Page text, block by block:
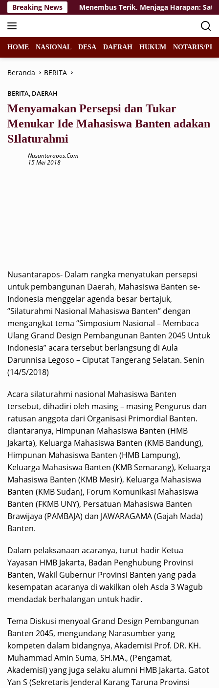
Langsung
ke
konten
Breaking News
Depan Menembus Terik, Menjaga Harapan: Satgas
HOME NASIONAL DESA DAERAH HUKUM NOTARIS/
Beranda BERITA
BERITA, DAERAH
Menyamakan Persepsi dan Tukar
Menukar Ide Mahasiswa Banten adakan
SIlaturahmi
Nusantarapos.com
15 Mei 2018
Nusantarapos- Dalam rangka menyatukan persepsi
untuk pembangunan Daerah, Mahasiswa Banten se-
Indonesia menggelar agenda besar bertajuk,
“Silaturahmi Nasional Mahasiswa Banten” dengan
mengangkat tema “Simposium Nasional – Membaca
Ulang Grand Design Pembangunan Banten 2045 Untuk
Indonesia” acara tersebut berlangsung di Aula
Darunnisa Legoso – Ciputat Tangerang Selatan. Senin
(14/5/2018)
Acara silaturahmi nasional Mahasiswa Banten
tersebut, dihadiri oleh masing – masing Pengurus dan
ratusan anggota dari Organisasi Primordial Banten.
diantaranya, Himpunan Mahasiswa Banten (HMB
Jakarta), Keluarga Mahasiswa Banten (KMB Bandung),
Himpunan Mahasiswa Banten (HMB Lampung),
Keluarga Mahasiswa Banten (KMB Semarang), Keluarga
Mahasiswa Banten (KMB Mesir), Keluarga Mahasiswa
Banten (KMB Sudan), Forum Komunikasi Mahasiswa
Banten (FKMB UNY), Persatuan Mahasiswa Banten
Brawijaya (PAMBAJA) dan JAWARAGAMA (Gajah Mada)
Banten.
Dalam pelaksanaan acaranya, turut hadir Ketua
Yayasan HMB Jakarta, Badan Penghubung Provinsi
Banten, Wakil Gubernur Provinsi Banten yang pada
kesempatan acaranya di wakilkan oleh Asda 3 Wagub
mendadak berhalangan untuk hadir.
Tema Diskusi menyoal Grand Design Pembangunan
Banten 2045, mengundang Narasumber yang
kompeten dalam bidangnya, Akademisi Prof. DR. KH.
Muhammad Amin Suma, SH.MA., (Pengamat,
Akademisi) yang juga selaku alumni HMB Jakarta. Gatot
Yan S (Sekretaris Jenderal Karang Taruna Provinsi